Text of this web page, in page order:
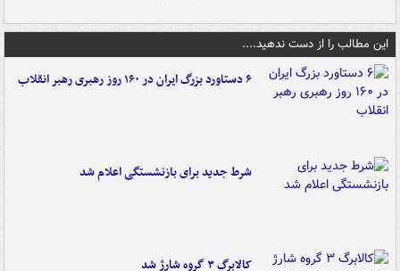
این مطالب را از دست ندهید....
۶ دستاورد بزرگ ایران در ۱۶۰ روز رهبری رهبر انقلاب
شرط جدید برای بازنشستگی اعلام شد
کالابرگ ۳ گروه شارژ شد